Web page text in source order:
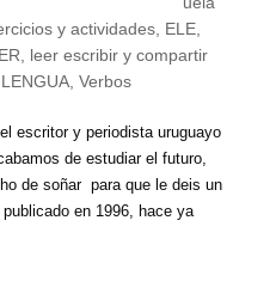
y actividades, ELE,
leer escribir y compartir
, Verbos
escritor y periodista uruguayo
de estudiar el futuro,
de soñar para que le deis un
en 1996, hace ya